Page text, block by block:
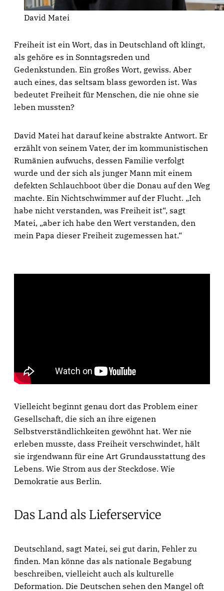
David Matei
Freiheit ist ein Wort, das in Deutschland oft klingt,
als gehöre es in Sonntagsreden und
Gedenkstunden. Ein großes Wort, gewiss. Aber
auch eines, das seltsam blass geworden ist. Was
bedeutet Freiheit für Menschen, die nie ohne sie
leben mussten?
David Matei hat darauf keine abstrakte Antwort. Er
erzählt von seinem Vater, der im kommunistischen
Rumänien aufwuchs, dessen Familie verfolgt
wurde und der sich als junger Mann mit einem
defekten Schlauchboot über die Donau auf den Weg
machte. Ein Nichtschwimmer auf der Flucht. „Ich
habe nicht verstanden, was Freiheit ist“, sagt
Matei, „aber ich habe den Wert verstanden, den
mein Papa dieser Freiheit zugemessen hat.“
Vielleicht beginnt genau dort das Problem einer
Gesellschaft, die sich an ihre eigenen
Selbstverständlichkeiten gewöhnt hat. Wer nie
erleben musste, dass Freiheit verschwindet, hält
sie irgendwann für eine Art Grundausstattung des
Lebens. Wie Strom aus der Steckdose. Wie
Demokratie aus Berlin.
Das Land als Lieferservice
Deutschland, sagt Matei, sei gut darin, Fehler zu
finden. Man könne das als nationale Begabung
beschreiben, vielleicht auch als kulturelle
Deformation. Die Deutschen sehen den Mangel oft